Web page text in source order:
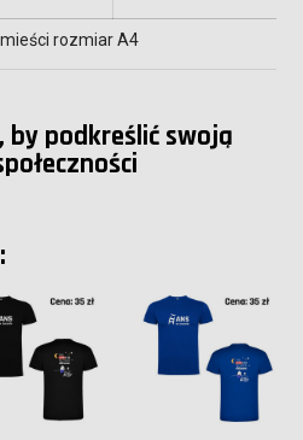
mieści rozmiar A4
by podkreślić swoją